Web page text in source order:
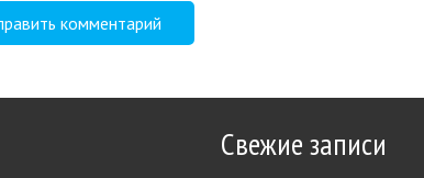
Свежие записи